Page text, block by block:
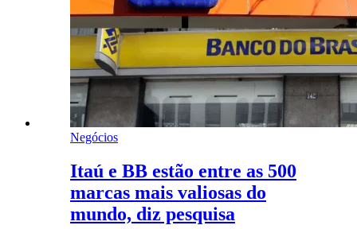
Negócios
Itaú e BB estão entre as 500
marcas mais valiosas do
mundo, diz pesquisa